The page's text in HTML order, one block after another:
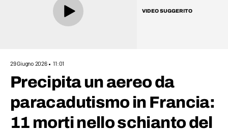
VIDEO SUGGERITO
29 Giugno 2026 11:01
Precipita un aereo da
paracadutismo in Francia:
11 morti nello schianto del